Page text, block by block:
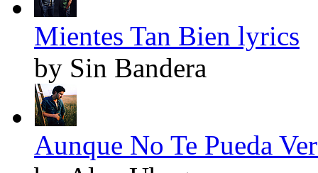
Mientes Tan Bien lyrics
by Sin Bandera
Aunque No Te Pueda